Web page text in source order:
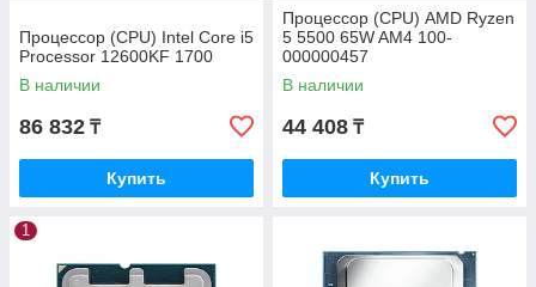
Процессор (CPU) Intel Core i5
Processor 12600KF 1700
В наличии
86 832 ₸
Купить
Процессор (CPU) AMD Ryzen
5 5500 65W AM4 100-
000000457
В наличии
44 408 ₸
Купить
1